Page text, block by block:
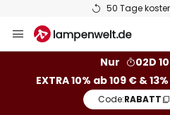
50 Tage
Inhalt
Nur
02D
EXTRA 10% ab 109 € &
Code:RABATT